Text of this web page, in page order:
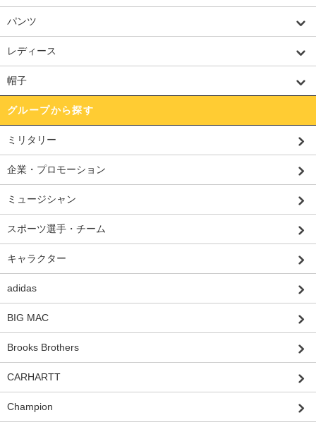
パンツ
レディース
帽子
グループから探す
ミリタリー
企業・プロモーション
ミュージシャン
スポーツ選手・チーム
キャラクター
adidas
BIG MAC
Brooks Brothers
CARHARTT
Champion